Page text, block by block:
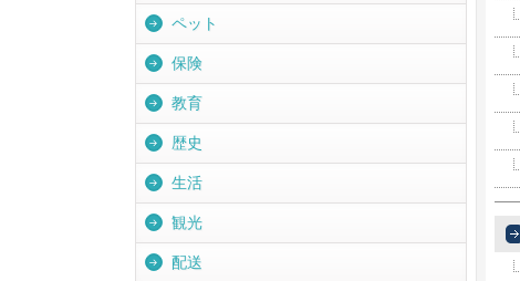
ペット
保険
教育
歴史
生活
観光
配送